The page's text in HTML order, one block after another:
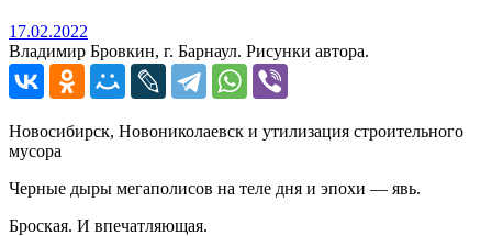
17.02.2022
Владимир Бровкин, г. Барнаул. Рисунки автора.
Новосибирск, Новониколаевск и утилизация строительного
мусора
Черные дыры мегаполисов на теле дня и эпохи — явь.
Броская. И впечатляющая.